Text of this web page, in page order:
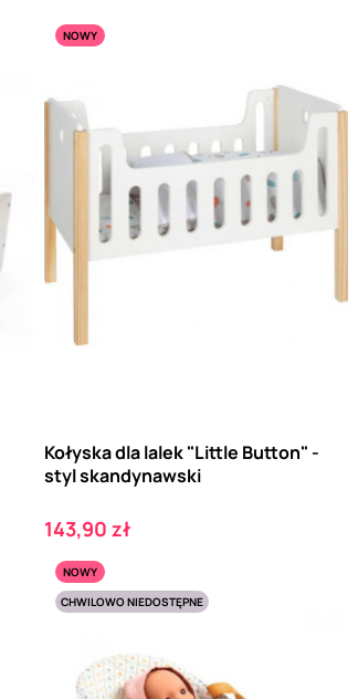
NOWY
Kołyska dla lalek "Little Button" -
styl skandynawski
Cena
143,90 zł
NOWY
CHWILOWO NIEDOSTĘPNE